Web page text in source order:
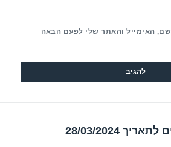
האימייל והאתר שלי לפעם הבאה
28/03/2024